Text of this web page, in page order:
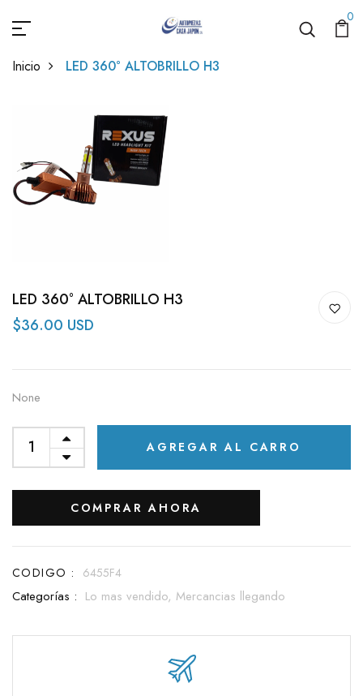
0
Inicio LED 360° ALTOBRILLO H3
LED 360° ALTOBRILLO H3
$36.00 USD
None
AGREGAR AL CARRO
COMPRAR AHORA
CODIGO : 6455F4
Categorías : Lo mas vendido, Mercancias llegando